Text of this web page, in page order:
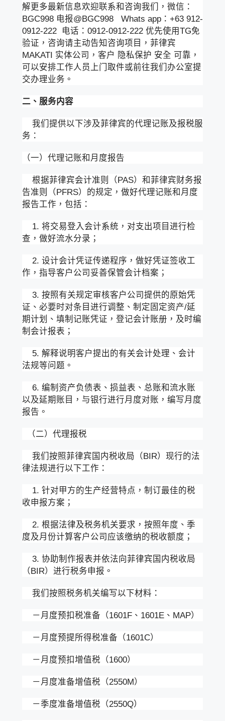
解更多最新信息欢迎联系和咨询我们，微信：
BGC998 电报@BGC998 Whats app：+63 912-
0912-222 电话：0912-0912-222 优先使用TG免
验证，咨询请主动告知咨询项目，菲律宾
MAKATI 实体公司，客户 隐私保护 安全 可靠，
可以安排工作人员上门取件或前往我们办公室提
交办理业务。
二、服务内容
我们提供以下涉及菲律宾的代理记账及报税服
务：
（一）代理记账和月度报告
根据菲律宾会计准则（PAS）和菲律宾财务报
告准则（PFRS）的规定，做好代理记账和月度
报告工作，包括：
1. 将交易登入会计系统，对支出项目进行检
查，做好流水分录；
2. 设计会计凭证传递程序，做好凭证签收工
作，指导客户公司妥善保管会计档案；
3. 按照有关规定审核客户公司提供的原始凭
证、必要时对条目进行调整、制定固定资产/延
期计划、填制记账凭证，登记会计账册，及时编
制会计报表；
5. 解释说明客户提出的有关会计处理、会计
法规等问题。
6. 编制资产负债表、损益表、总账和流水账
以及延期账目，与银行进行月度对账，编写月度
报告。
（二）代理报税
我们按照菲律宾国内税收局（BIR）现行的法
律法规进行以下工作：
1. 针对甲方的生产经营特点，制订最佳的税
收申报方案；
2. 根据法律及税务机关要求，按照年度、季
度及月份计算客户公司应该缴纳的税收额度；
3. 协助制作报表并依法向菲律宾国内税收局
（BIR）进行税务申报。
我们按照税务机关编写以下材料：
－月度预扣税准备（1601F、1601E、MAP）
－月度预提所得税准备（1601C）
－月度预扣增值税（1600）
－月度准备增值税（2550M）
－季度准备增值税（2550Q）